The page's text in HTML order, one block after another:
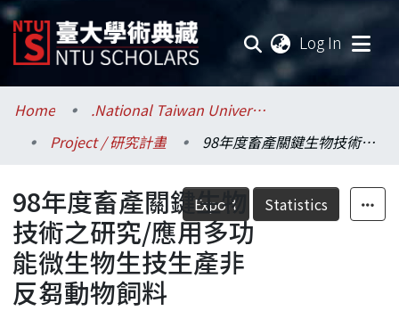
Log In
Communities & Collections
Research Outputs
Fundings & Projects
Researchers
Organizations
Home
.National Taiwan University / 國立臺灣大學
Project / 研究計畫
98年度畜產關鍵生物技術之研究/應用多功能微生物生技生產非反芻動物飼料
Export Statistics
98年度畜產關鍵生物
技術之研究/應用多功
能微生物生技生產非
反芻動物飼料